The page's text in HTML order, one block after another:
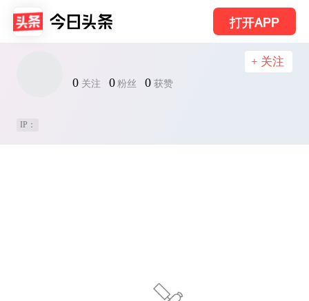
打开APP
0 关注 0 粉丝 0 获赞
+ 关注
IP：